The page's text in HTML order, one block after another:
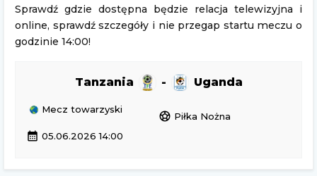
Sprawdź gdzie dostępna będzie relacja telewizyjna i
online, sprawdź szczegóły i nie przegap startu meczu o
godzinie 14:00!
Tanzania - Uganda
Mecz towarzyski
sports_soccer Piłka Nożna
calendar_month 05.06.2026 14:00